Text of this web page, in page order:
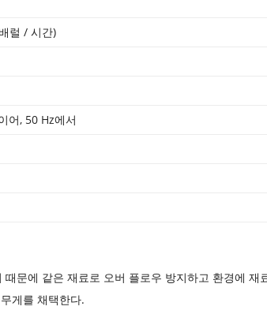
럴 / 시간)
어, 50 Hz에서
문에 같은 재료로 오버 플로우 방지하고 환경에 재
게를 채택한다.